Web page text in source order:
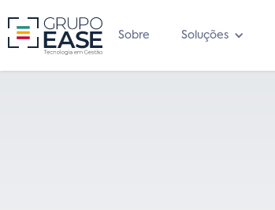
Sobre Soluções